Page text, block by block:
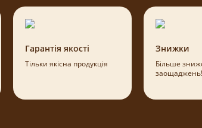
Гарантія якості
Тільки якісна продукція
Знижки
Більше
заощаджень!